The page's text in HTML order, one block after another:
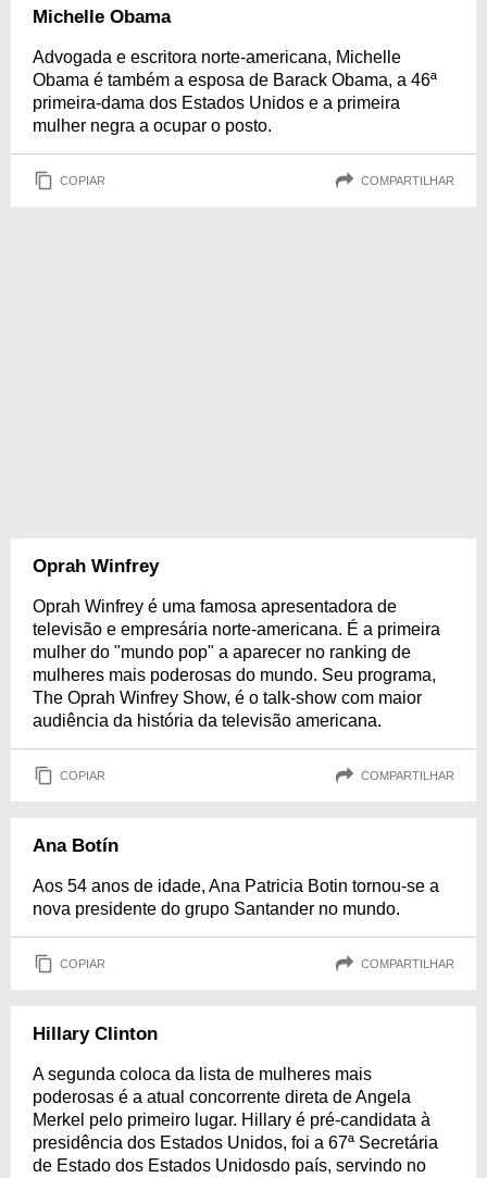
Michelle Obama
Advogada e escritora norte-americana, Michelle
Obama é também a esposa de Barack Obama, a 46ª
primeira-dama dos Estados Unidos e a primeira
mulher negra a ocupar o posto.
COPIAR COMPARTILHAR
Oprah Winfrey
Oprah Winfrey é uma famosa apresentadora de
televisão e empresária norte-americana. É a primeira
mulher do "mundo pop" a aparecer no ranking de
mulheres mais poderosas do mundo. Seu programa,
The Oprah Winfrey Show, é o talk-show com maior
audiência da história da televisão americana.
COPIAR COMPARTILHAR
Ana Botín
Aos 54 anos de idade, Ana Patricia Botin tornou-se a
nova presidente do grupo Santander no mundo.
COPIAR COMPARTILHAR
Hillary Clinton
A segunda coloca da lista de mulheres mais
poderosas é a atual concorrente direta de Angela
Merkel pelo primeiro lugar. Hillary é pré-candidata à
presidência dos Estados Unidos, foi a 67ª Secretária
de Estado dos Estados Unidosdo país, servindo no